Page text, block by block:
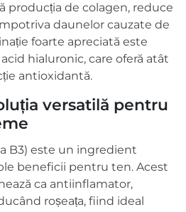
producția de colagen, reduce
daunelor cauzate de
foarte apreciată este
hialuronic, care oferă atât
antioxidantă.
versatilă pentru
B3) este un ingredient
beneficii pentru ten. Acest
ca antiinflamator,
roșeața, fiind ideal